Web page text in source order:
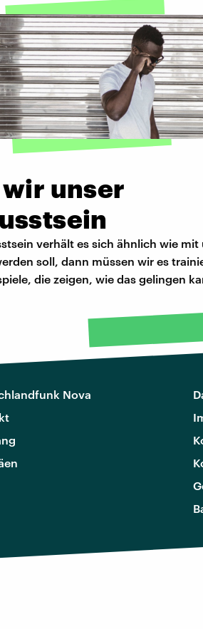
unser
verhält es sich ähnlich wie mit
soll, dann müssen wir es
die zeigen, wie das gelingen
Nova